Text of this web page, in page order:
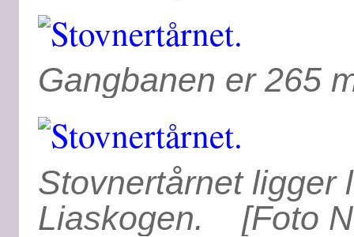
Gangbanen er 265
Stovnertårnet ligger
Liaskogen. [Foto